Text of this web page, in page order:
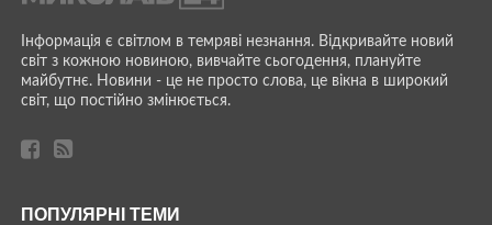
Інформація є світлом в темряві незнання. Відкривайте новий
світ з кожною новиною, вивчайте сьогодення, плануйте
майбутнє. Новини - це не просто слова, це вікна в широкий
світ, що постійно змінюється.
ПОПУЛЯРНІ ТЕМИ